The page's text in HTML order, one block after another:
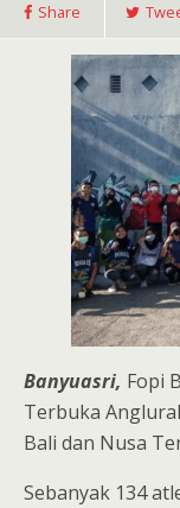
Share
Banyuasri, Fopi
Terbuka
Bali dan Nusa
Sebanyak 134